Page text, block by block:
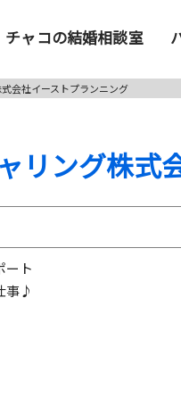
チャコの結婚相談室
会社イーストプランニング
リング株式
ート
事♪